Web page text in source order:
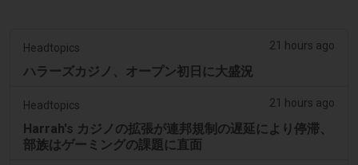
Headtopics 21 hours ago
ハラーズカジノ、オープン初日に大盛況
Headtopics 21 hours ago
Harrah's カジノの拡張が連邦規制の遅延により停滞、
部族はゲーミングの課題に直面